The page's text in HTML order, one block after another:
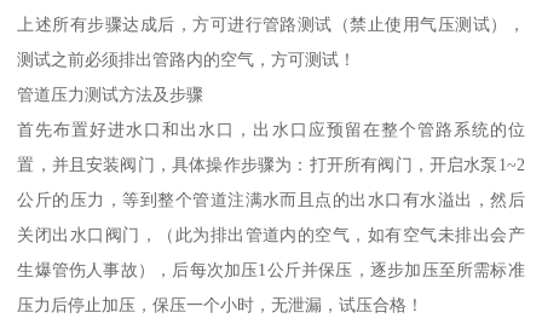
上述所有步骤达成后，方可进行管路测试（禁止使用气压测试），
测试之前必须排出管路内的空气，方可测试！
管道压力测试方法及步骤
首先布置好进水口和出水口，出水口应预留在整个管路系统的位
置，并且安装阀门，具体操作步骤为：打开所有阀门，开启水泵1~2
公斤的压力，等到整个管道注满水而且点的出水口有水溢出，然后
关闭出水口阀门，（此为排出管道内的空气，如有空气未排出会产
生爆管伤人事故），后每次加压1公斤并保压，逐步加压至所需标准
压力后停止加压，保压一个小时，无泄漏，试压合格！